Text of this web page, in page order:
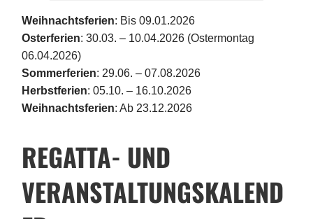
Weihnachtsferien: Bis 09.01.2026
Osterferien: 30.03. – 10.04.2026 (Ostermontag
06.04.2026)
Sommerferien: 29.06. – 07.08.2026
Herbstferien: 05.10. – 16.10.2026
Weihnachtsferien: Ab 23.12.2026
REGATTA- UND
VERANSTALTUNGSKALEND